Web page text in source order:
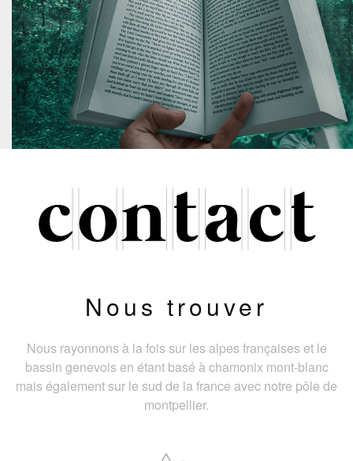
Nous trouver
Nous rayonnons à la fois sur les alpes françaises et le
bassin genevois en étant basé à chamonix mont-blanc
mais également sur le sud de la france avec notre pôle de
montpellier.